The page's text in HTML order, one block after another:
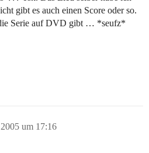
gibt es auch einen Score oder so.
Serie auf DVD gibt … *seufz*
um 17:16